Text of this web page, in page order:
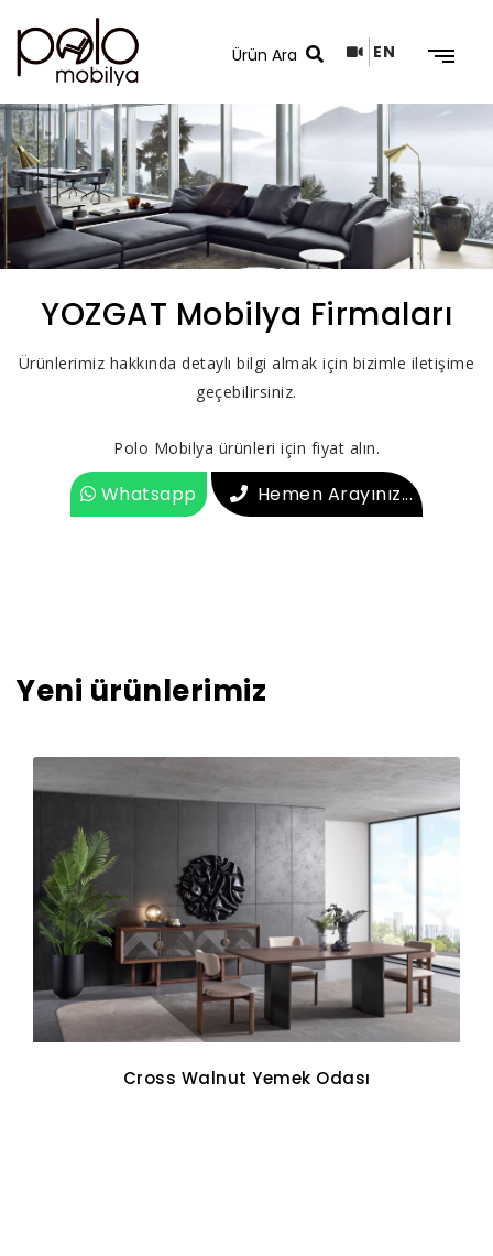
EN
YOZGAT Mobilya Firmaları
Ürünlerimiz hakkında detaylı bilgi almak için bizimle iletişime
geçebilirsiniz.
Polo Mobilya ürünleri için fiyat alın.
Whatsapp Hemen Arayınız...
Yeni ürünlerimiz
Cross Walnut Yemek Odası
Arama Sonuçları